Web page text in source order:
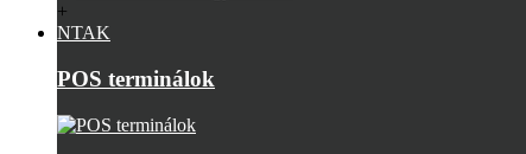
+
NTAK
POS terminálok